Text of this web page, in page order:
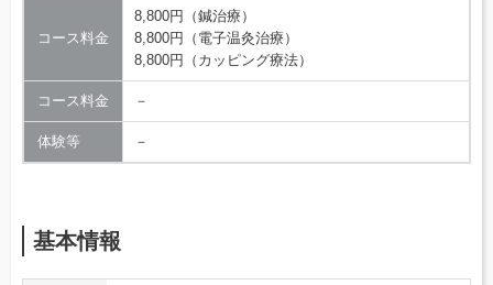
コース料金
8,800円（鍼治療）
8,800円（電子温灸治療）
8,800円（カッピング療法）
コース料金 －
体験等 －
基本情報